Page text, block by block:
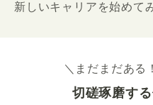
新しいキャリアを始めて
＼まだまだある
切磋琢磨す